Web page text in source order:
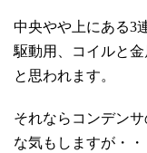
中央やや上にある3
駆動用、コイルと
と思われます。
それならコンデン
な気もしますが・・